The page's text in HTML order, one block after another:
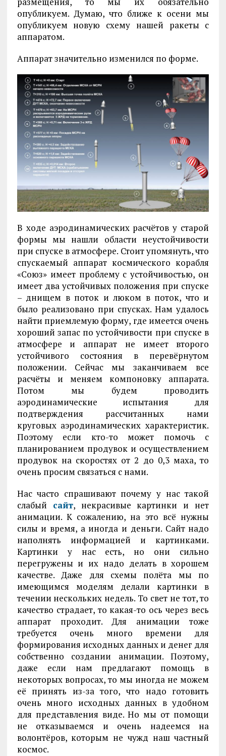
опубликуем. Думаю, что ближе к осени мы
опубликуем новую схему нашей ракеты с
аппаратом.
Аппарат значительно изменился по форме.
В ходе аэродинамических расчётов у старой
формы мы нашли области неустойчивости
при спуске в атмосфере. Стоит упомянуть, что
спускаемый аппарат космического корабля
«Союз» имеет проблему с устойчивостью, он
имеет два устойчивых положения при спуске
– днищем в поток и люком в поток, что и
было реализовано при спусках. Нам удалось
найти приемлемую форму, где имеется очень
хороший запас по устойчивости при спуске в
атмосфере и аппарат не имеет второго
устойчивого состояния в перевёрнутом
положении. Сейчас мы заканчиваем все
расчёты и меняем компоновку аппарата.
Потом мы будем проводить
аэродинамические испытания для
подтверждения рассчитанных нами
круговых аэродинамических характеристик.
Поэтому если кто-то может помочь с
планированием продувок и осуществлением
продувок на скоростях от 2 до 0,3 маха, то
очень просим связаться с нами.
Нас часто спрашивают почему у нас такой
слабый сайт, некрасивые картинки и нет
анимации. К сожалению, на это всё нужны
силы и время, а иногда и деньги. Сайт надо
наполнять информацией и картинками.
Картинки у нас есть, но они сильно
перегружены и их надо делать в хорошем
качестве. Даже для схемы полёта мы по
имеющимся моделям делали картинки в
течении нескольких недель. То свет не тот, то
качество страдает, то какая-то ось через весь
аппарат проходит. Для анимации тоже
требуется очень много времени для
формирования исходных данных и денег для
собственно создании анимации. Поэтому,
даже если нам предлагают помощь в
некоторых вопросах, то мы иногда не можем
её принять из-за того, что надо готовить
очень много исходных данных в удобном
для представления виде. Но мы от помощи
не отказываемся и очень надеемся на
волонтёров, которым не чужд наш частный
космос.